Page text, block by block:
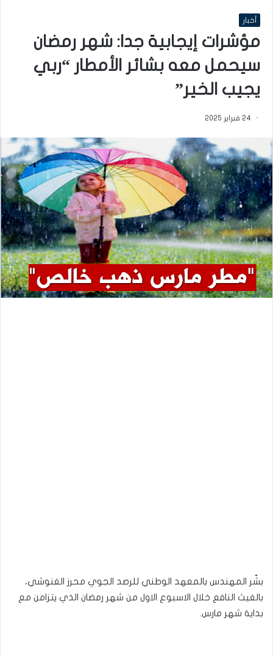
أخبار
مؤشرات إيجابية جدا: شهر رمضان
سيحمل معه بشائر الأمطار “ربي
يجيب الخير”
24 فبراير 2025
بشّر المهندس بالمعهد الوطني للرصد الجوي محرز الغنوشي،
بالغيث النافع خلال الاسبوع الاول من شهر رمضان الذي يتزامن مع
بداية شهر مارس.